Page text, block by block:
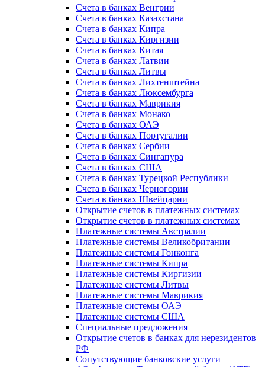
Счета в банках Венгрии
Счета в банках Казахстана
Счета в банках Кипра
Счета в банках Киргизии
Счета в банках Китая
Счета в банках Латвии
Счета в банках Литвы
Счета в банках Лихтенштейна
Счета в банках Люксембурга
Счета в банках Маврикия
Счета в банках Монако
Счета в банках ОАЭ
Счета в банках Португалии
Счета в банках Сербии
Счета в банках Сингапура
Счета в банках США
Счета в банках Турецкой Республики
Счета в банках Черногории
Счета в банках Швейцарии
Открытие счетов в платежных системах
Открытие счетов в платежных системах
Платежные системы Австралии
Платежные системы Великобритании
Платежные системы Гонконга
Платежные системы Кипра
Платежные системы Киргизии
Платежные системы Литвы
Платежные системы Маврикия
Платежные системы ОАЭ
Платежные системы США
Специальные предложения
Открытие счетов в банках для нерезидентов
РФ
Сопутствующие банковские услуги